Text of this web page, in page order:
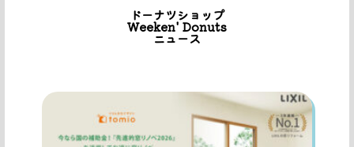
ドーナツショップ
Weeken' Donuts
ニュース